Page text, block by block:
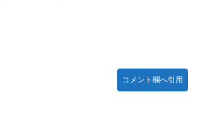
だろ…」 世界の『日本びいき』にヨー
コメント欄へ引用